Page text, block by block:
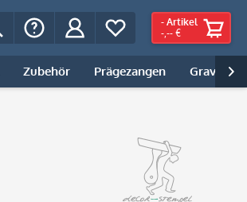
- Artikel
-,-- €
Zubehör Prägezangen Gravur |
